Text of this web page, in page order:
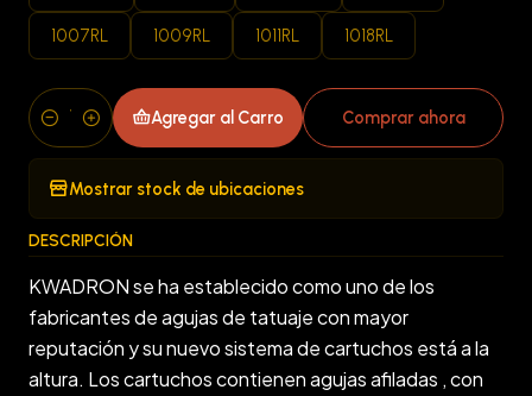
1007RL 1009RL 1011RL 1018RL
Cantidad
Agregar al Carro Comprar ahora
Mostrar stock de ubicaciones
DESCRIPCIÓN
KWADRON se ha establecido como uno de los
fabricantes de agujas de tatuaje con mayor
reputación y su nuevo sistema de cartuchos está a la
altura. Los cartuchos contienen agujas afiladas , con